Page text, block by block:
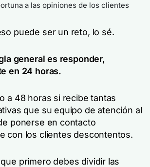
a las opiniones de los clientes
puede ser un reto, lo sé.
general es responder,
en 24 horas.
a 48 horas si recibe tantas
que su equipo de atención al
ponerse en contacto
con los clientes descontentos.
primero debes dividir las